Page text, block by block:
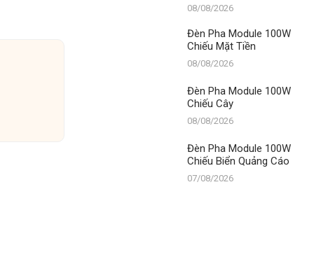
Sáng Vàng Vượt Trội Từ
Thành Đạt LED
08/08/2026
Đèn Pha Module 100W
Chiếu Mặt Tiền
08/08/2026
Đèn Pha Module 100W
Chiếu Cây
08/08/2026
Đèn Pha Module 100W
Chiếu Biển Quảng Cáo
07/08/2026